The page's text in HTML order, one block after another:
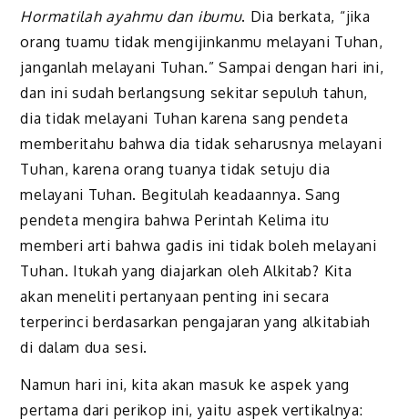
Hormatilah ayahmu dan ibumu. Dia berkata, “jika
orang tuamu tidak mengijinkanmu melayani Tuhan,
janganlah melayani Tuhan.” Sampai dengan hari ini,
dan ini sudah berlangsung sekitar sepuluh tahun,
dia tidak melayani Tuhan karena sang pendeta
memberitahu bahwa dia tidak seharusnya melayani
Tuhan, karena orang tuanya tidak setuju dia
melayani Tuhan. Begitulah keadaannya. Sang
pendeta mengira bahwa Perintah Kelima itu
memberi arti bahwa gadis ini tidak boleh melayani
Tuhan. Itukah yang diajarkan oleh Alkitab? Kita
akan meneliti pertanyaan penting ini secara
terperinci berdasarkan pengajaran yang alkitabiah
di dalam dua sesi.
Namun hari ini, kita akan masuk ke aspek yang
pertama dari perikop ini, yaitu aspek vertikalnya: